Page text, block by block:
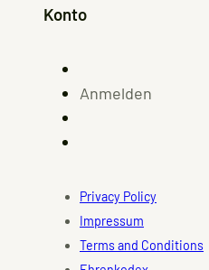
Konto
Anmelden
Privacy Policy
Impressum
Terms and Conditions